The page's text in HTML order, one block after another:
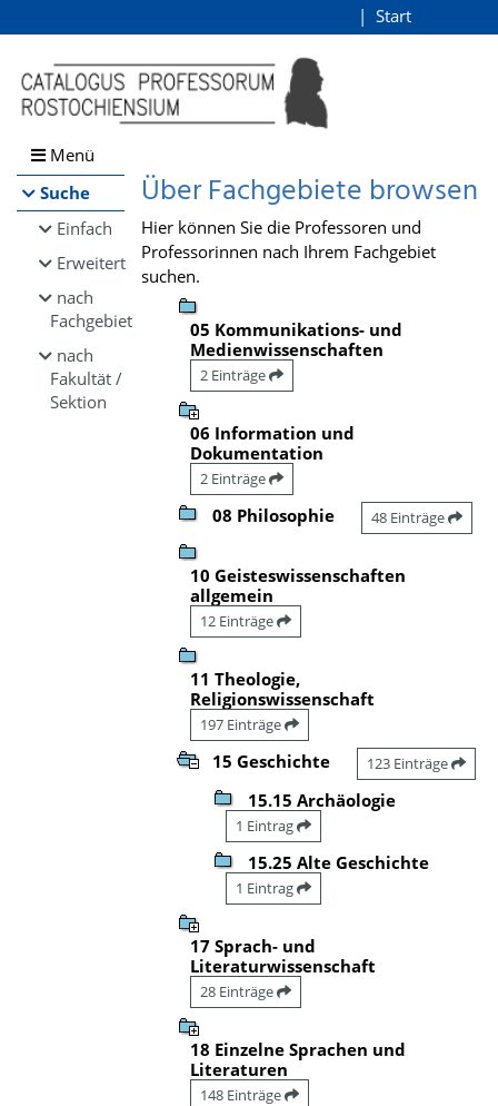
Browsen
direkt zum Inhalt
Start
Menü
Suche
Einfach
Erweitert
nach
Fachgebiet
nach
Fakultät /
Sektion
Über Fachgebiete browsen
Hier können Sie die Professoren und
Professorinnen nach Ihrem Fachgebiet
suchen.
05 Kommunikations- und
Medienwissenschaften
2 Einträge
06 Information und
Dokumentation
2 Einträge
08 Philosophie 48 Einträge
10 Geisteswissenschaften
allgemein
12 Einträge
11 Theologie,
Religionswissenschaft
197 Einträge
15 Geschichte 123 Einträge
15.15 Archäologie
1 Eintrag
15.25 Alte Geschichte
1 Eintrag
17 Sprach- und
Literaturwissenschaft
28 Einträge
18 Einzelne Sprachen und
Literaturen
148 Einträge